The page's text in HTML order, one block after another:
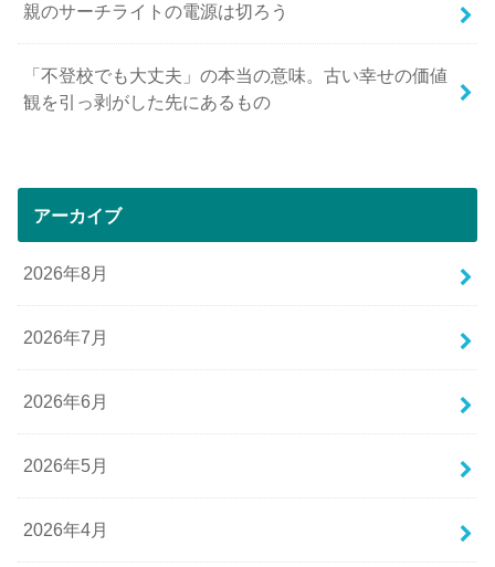
親のサーチライトの電源は切ろう
「不登校でも大丈夫」の本当の意味。古い幸せの価値
観を引っ剥がした先にあるもの
アーカイブ
2026年8月
2026年7月
2026年6月
2026年5月
2026年4月